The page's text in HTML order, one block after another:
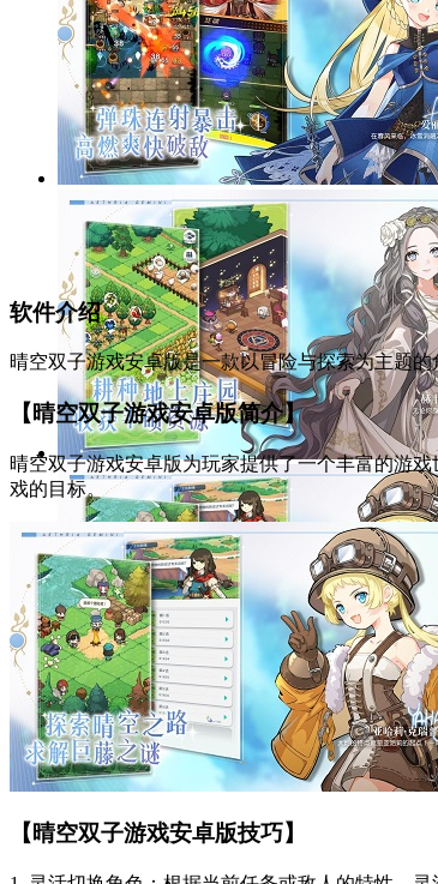
软件介绍
晴空双子游戏安卓版是一款以冒险与探索为主题
【晴空双子游戏安卓版简介】
晴空双子游戏安卓版为玩家提供了一个丰富的游
戏的目标。
【晴空双子游戏安卓版技巧】